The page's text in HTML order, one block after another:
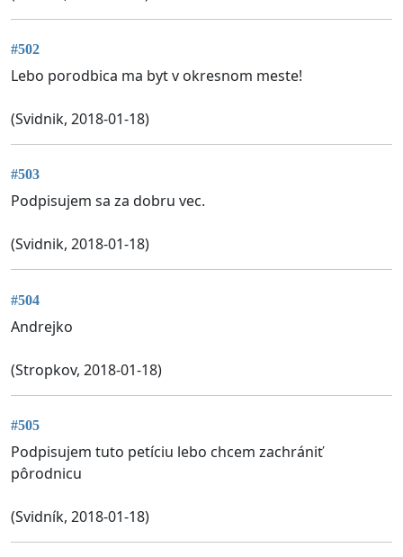
#502
Lebo porodbica ma byt v okresnom meste!
(Svidnik, 2018-01-18)
#503
Podpisujem sa za dobru vec.
(Svidnik, 2018-01-18)
#504
Andrejko
(Stropkov, 2018-01-18)
#505
Podpisujem tuto petíciu lebo chcem zachrániť
pôrodnicu
(Svidník, 2018-01-18)